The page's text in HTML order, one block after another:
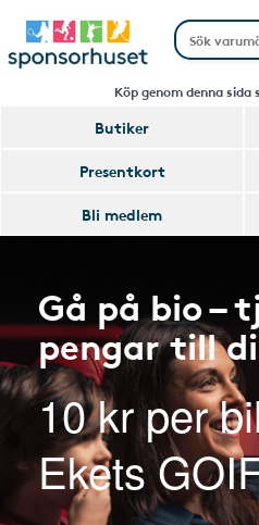
Köp genom denna
Butiker
Presentkort
Bli medlem
Gå på bio –
pengar till
10 kr per
Ekets